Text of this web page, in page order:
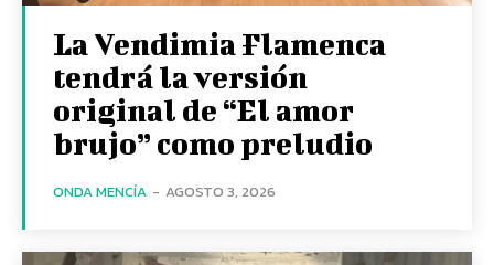
La Vendimia Flamenca
tendrá la versión
original de “El amor
brujo” como preludio
ONDA MENCÍA - AGOSTO 3, 2026